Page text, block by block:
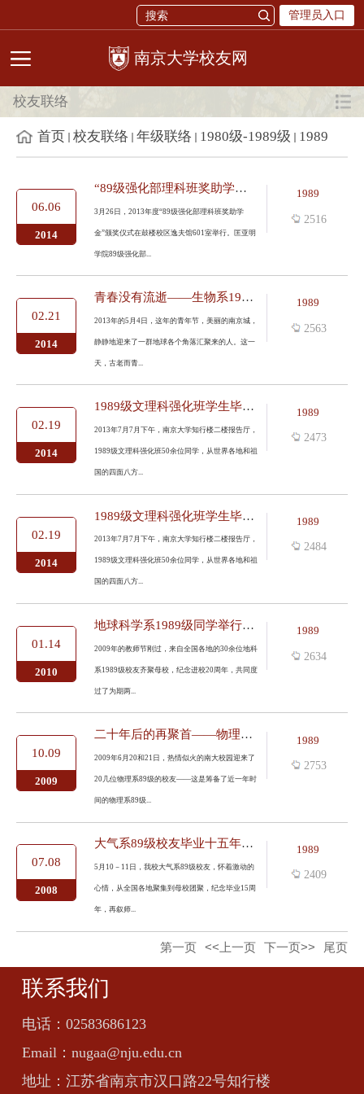
管理员入口
校友网
校友联络
首页 校友联络 年级联络 1980级-1989级 1989
06.06
2014
1989
2516
“89级强化部理科班奖助学金”颁奖
3月26日，2013年度“89级强化部理科班奖助学
金”颁奖仪式在鼓楼校区逸夫馆601室举行。匡亚明
学院89级强化部...
02.21
2014
1989
2563
青春没有流逝——生物系1989级校友毕业20周年聚会
2013年的5月4日，这年的青年节，美丽的南京城，
静静地迎来了一群地球各个角落汇聚来的人。这一
天，古老而青...
02.19
2014
1989
2473
1989级文理科强化班学生毕业20年欢聚母校
2013年7月7月下午，南京大学知行楼二楼报告厅，
1989级文理科强化班50余位同学，从世界各地和祖
国的四面八方...
02.19
2014
1989
2484
1989级文理科强化班学生毕业20年欢聚母校
2013年7月7月下午，南京大学知行楼二楼报告厅，
1989级文理科强化班50余位同学，从世界各地和祖
国的四面八方...
01.14
2010
1989
2634
地球科学系1989级同学举行进校20年聚会
2009年的教师节刚过，来自全国各地的30余位地科
系1989级校友齐聚母校，纪念进校20周年，共同度
过了为期两...
10.09
2009
1989
2753
二十年后的再聚首——物理系89级校友聚会小记
2009年6月20和21日，热情似火的南大校园迎来了
20几位物理系89级的校友——这是筹备了近一年时
间的物理系89级...
07.08
2008
1989
2409
大气系89级校友毕业十五年回校团聚
5月10－11日，我校大气系89级校友，怀着激动的
心情，从全国各地聚集到母校团聚，纪念毕业15周
年，再叙师...
第一页 <<上一页 下一页>> 尾页
联系我们
电话： 02583686123
Email： nugaa@nju.edu.cn
地址： 江苏省南京市汉口路22号知行楼